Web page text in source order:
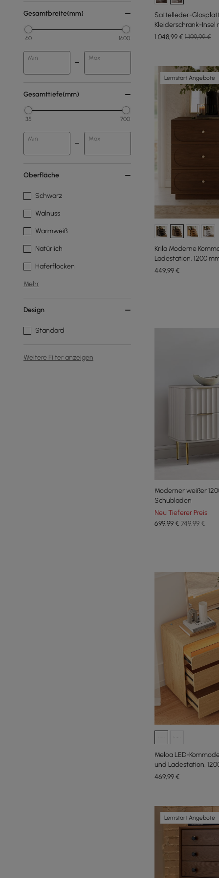
Gesamtbreite(mm)
60 1600
Min Max
Gesamttiefe(mm)
35 700
Min Max
Oberfläche
Schwarz
Walnuss
Warmweiß
Natürlich
Haferflocken
Mehr
Design
Standard
Weitere Filter anzeigen
Sattelleder-
Kleiderschrank-Insel
Schmuckdisplay,
1.048,99€ 1.199,99 €
Lernstart Angebote
Krila Moderne
Ladestation, 1200
449,99€
Moderner weißer
Schubladen
Neu Tieferer Preis
699,99€ 749,99 €
Meloa LED-
und Ladestation,
469,99€
Lernstart Angebote